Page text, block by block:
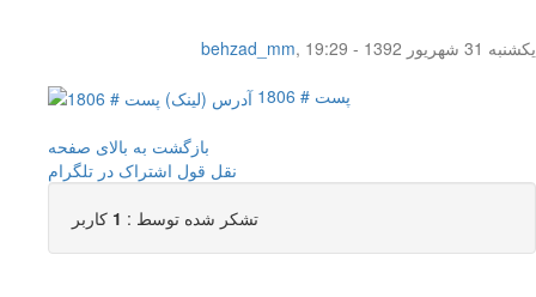
behzad_mm,
یکشنبه 31 شهریور 1392 - 19:29
پست # 1806
بازگشت به بالای صفحه
نقل قول اشتراک در تلگرام
تشکر شده توسط : 1 کاربر